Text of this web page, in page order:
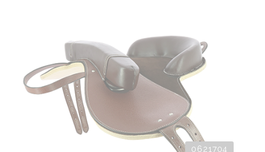
0621704